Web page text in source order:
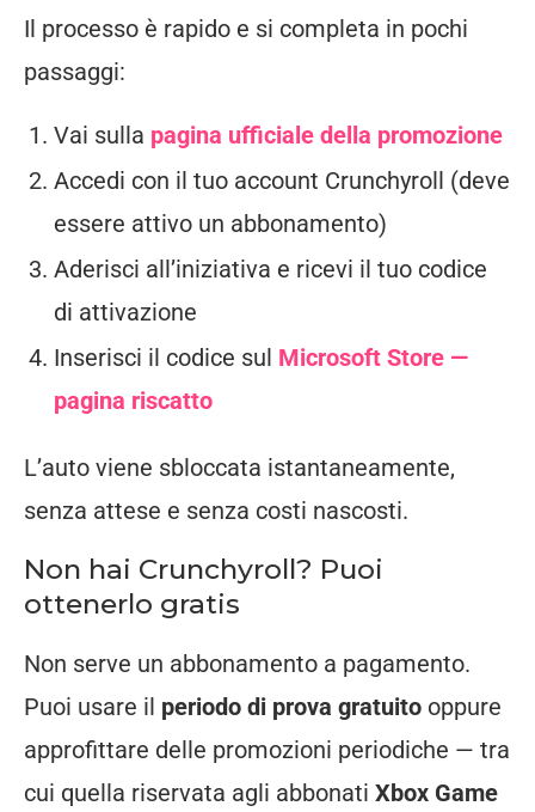
Il processo è rapido e si completa in pochi
passaggi:
Vai sulla pagina ufficiale della promozione
Accedi con il tuo account Crunchyroll (deve
essere attivo un abbonamento)
Aderisci all’iniziativa e ricevi il tuo codice
di attivazione
Inserisci il codice sul Microsoft Store —
pagina riscatto
L’auto viene sbloccata istantaneamente,
senza attese e senza costi nascosti.
Non hai Crunchyroll? Puoi
ottenerlo gratis
Non serve un abbonamento a pagamento.
Puoi usare il periodo di prova gratuito oppure
approfittare delle promozioni periodiche — tra
cui quella riservata agli abbonati Xbox Game